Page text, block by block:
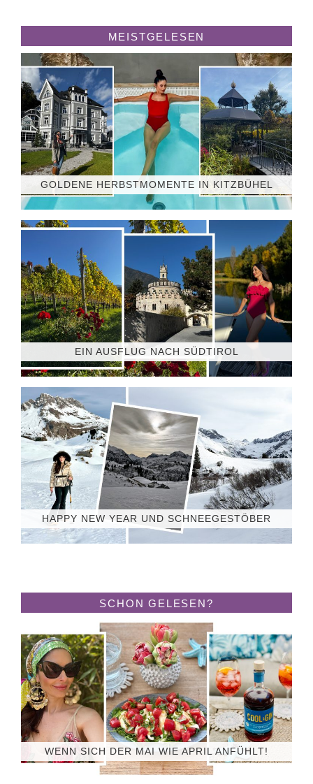
MEISTGELESEN
GOLDENE HERBSTMOMENTE IN KITZBÜHEL
EIN AUSFLUG NACH SÜDTIROL
HAPPY NEW YEAR UND SCHNEEGESTÖBER
SCHON GELESEN?
WENN SICH DER MAI WIE APRIL ANFÜHLT!